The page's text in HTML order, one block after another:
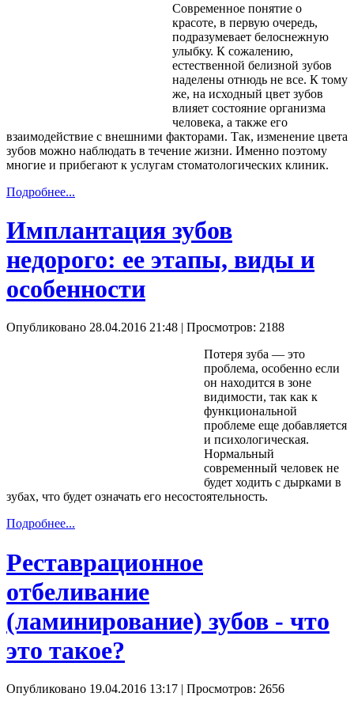
Современное понятие о
красоте, в первую очередь,
подразумевает белоснежную
улыбку. К сожалению,
естественной белизной зубов
наделены отнюдь не все. К тому
же, на исходный цвет зубов
влияет состояние организма
человека, а также его
взаимодействие с внешними факторами. Так, изменение цвета
зубов можно наблюдать в течение жизни. Именно поэтому
многие и прибегают к услугам стоматологических клиник.
Подробнее...
Имплантация зубов
недорого: ее этапы, виды и
особенности
Опубликовано 28.04.2016 21:48 | Просмотров: 2188
Потеря зуба — это
проблема, особенно если
он находится в зоне
видимости, так как к
функциональной
проблеме еще добавляется
и психологическая.
Нормальный
современный человек не
будет ходить с дырками в
зубах, что будет означать его несостоятельность.
Подробнее...
Реставрационное
отбеливание
(ламинирование) зубов - что
это такое?
Опубликовано 19.04.2016 13:17 | Просмотров: 2656